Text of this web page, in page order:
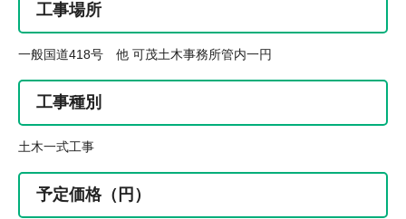
工事場所
一般国道418号 他 可茂土木事務所管内一円
工事種別
土木一式工事
予定価格（円）